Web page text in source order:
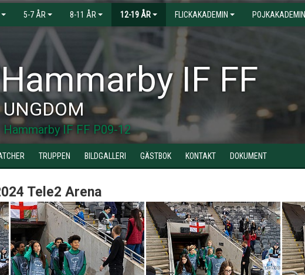
5-7 ÅR 8-11 ÅR 12-19 ÅR FLICKAKADEMIN POJKAKADEMIN
Hammarby IF FF
UNGDOM
Hammarby IF FF P09-12
TRUPPEN BILDGALLERI GÄSTBOK KONTAKT DOKUMENT
Tele2 Arena